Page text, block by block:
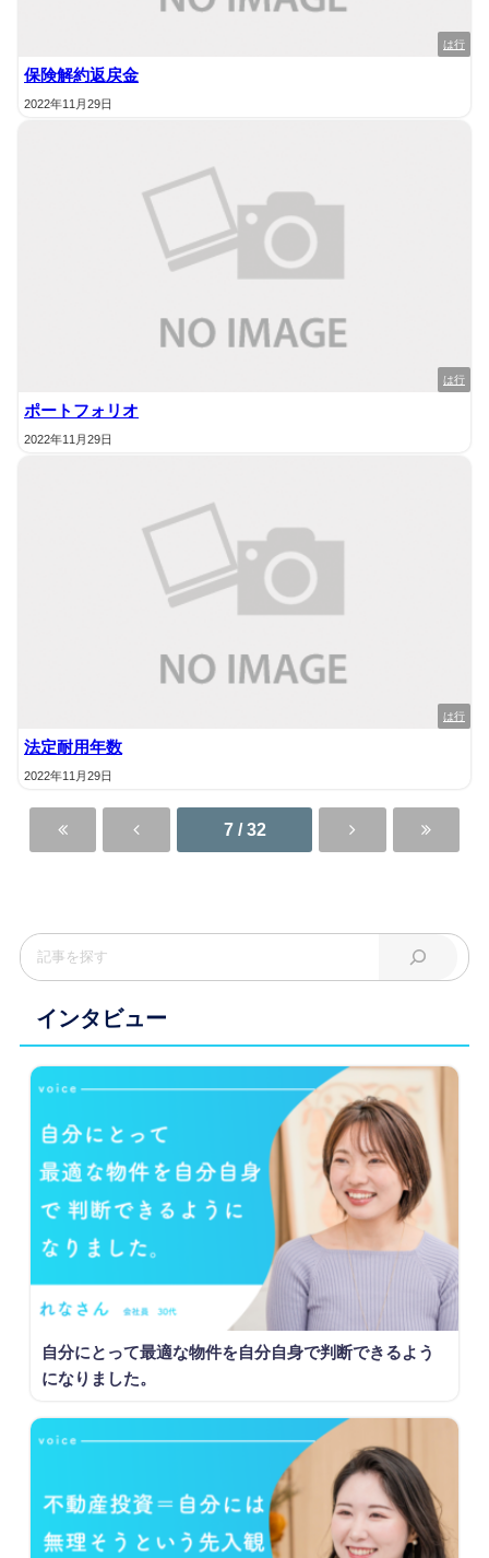
は行
保険解約返戻金
2022年11月29日
は行
ポートフォリオ
2022年11月29日
は行
法定耐用年数
2022年11月29日
7 / 32
インタビュー
自分にとって最適な物件を自分自身で判断できるよう
になりました。